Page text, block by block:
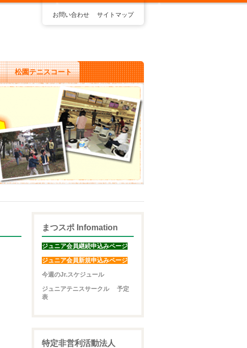
お問い合わせ サイトマップ
松園テニスコート
まつスポ Infomation
ジュニア会員継続申込みページ
ジュニア会員新規申込みページ
今週のJr.スケジュール
ジュニアテニスサークル 予定
表
特定非営利活動法人